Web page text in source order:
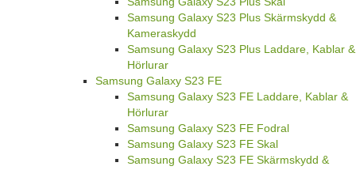
Samsung Galaxy S23 Plus Skärmskydd &
Kameraskydd
Samsung Galaxy S23 Plus Laddare, Kablar &
Hörlurar
Samsung Galaxy S23 FE
Samsung Galaxy S23 FE Laddare, Kablar &
Hörlurar
Samsung Galaxy S23 FE Fodral
Samsung Galaxy S23 FE Skal
Samsung Galaxy S23 FE Skärmskydd &